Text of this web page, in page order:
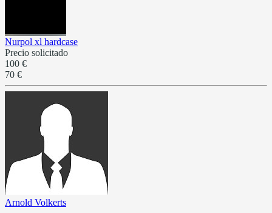
Nurpol xl hardcase
Precio solicitado
100 €
70 €
Arnold Volkerts